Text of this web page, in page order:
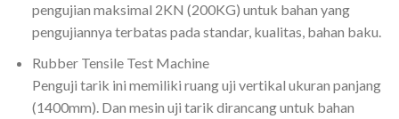
pengujian maksimal 2KN (200KG) untuk bahan yang
pengujiannya terbatas pada standar, kualitas, bahan baku.
Rubber Tensile Test Machine
Penguji tarik ini memiliki ruang uji vertikal ukuran panjang
(1400mm). Dan mesin uji tarik dirancang untuk bahan